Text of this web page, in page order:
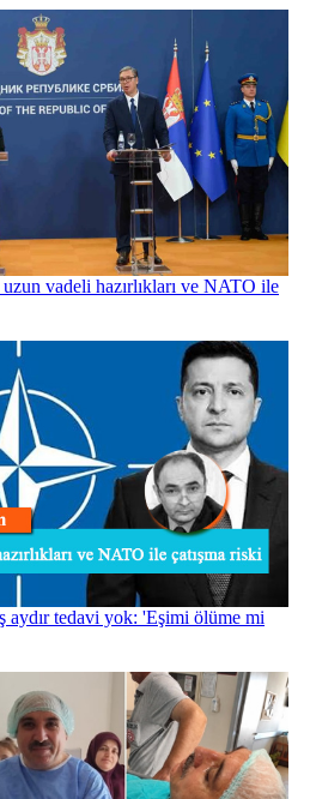
uzun vadeli hazırlıkları ve NATO ile
aydır tedavi yok: 'Eşimi ölüme mi